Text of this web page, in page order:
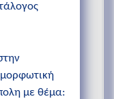
με θέμα: